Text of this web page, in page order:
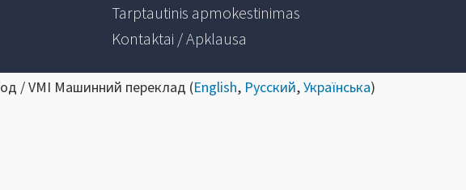
Tarptautinis apmokestinimas
Kontaktai / Apklausa
/ VMI Машинний переклад (English, Русский,Українська)